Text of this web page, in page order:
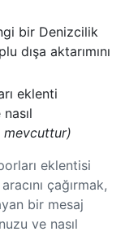
bir Denizcilik
dışa aktarımını
eklenti
mevcuttur)
eklentisi
çağırmak,
bir mesaj
ve nasıl